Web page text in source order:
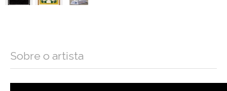
Sobre o artista